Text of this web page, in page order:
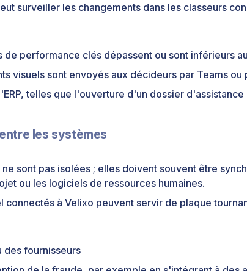
surveiller les changements dans les classeurs
performance clés dépassent ou sont inférieurs
visuels sont envoyés aux décideurs par Teams
telles que l'ouverture d'un dossier
les systèmes
ne sont pas isolées ; elles doivent souvent être
ou les logiciels de ressources humaines.
connectés à Velixo peuvent servir de plaque
des fournisseurs